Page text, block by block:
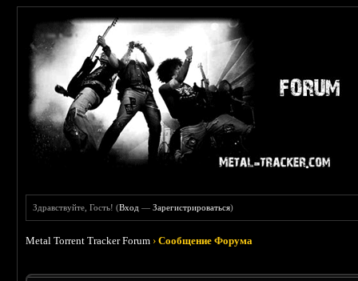
Здравствуйте, Гость! (Вход —Зарегистрироваться)
Metal Torrent Tracker Forum ›Сообщение Форума